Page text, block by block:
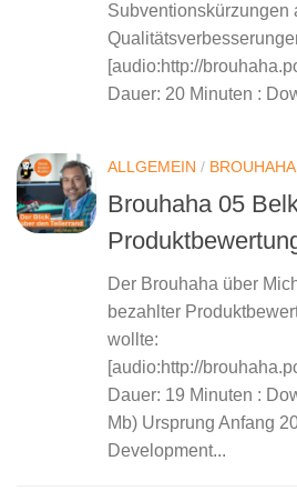
Subventionskürzungen
[audio:http://
Dauer: 20 Minuten :
ALLGEMEIN / BROUHAHA
Brouhaha 05
Der Brouhaha über
bezahlter
wollte:
[audio:http://
Dauer: 19 Minuten :
Mb) Ursprung Anfang
Development...